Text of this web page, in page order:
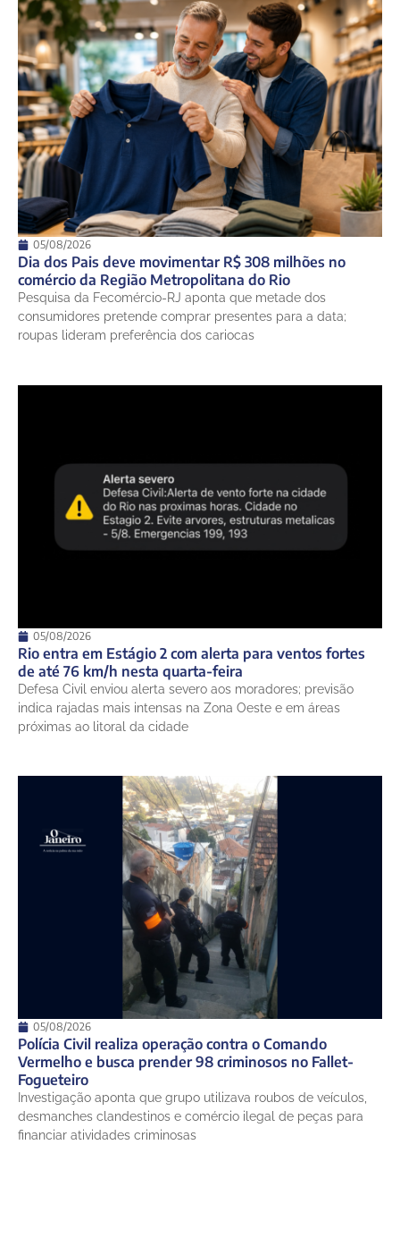
10 de agosto
Segunda-Feira 24° 22°
11 de agosto
Terça-Feira 21° 18°
05/08/2026
Dia dos Pais deve movimentar R$ 308 milhões no
comércio da Região Metropolitana do Rio
Pesquisa da Fecomércio-RJ aponta que metade dos
consumidores pretende comprar presentes para a data;
roupas lideram preferência dos cariocas
05/08/2026
Rio entra em Estágio 2 com alerta para ventos fortes
de até 76 km/h nesta quarta-feira
Defesa Civil enviou alerta severo aos moradores; previsão
indica rajadas mais intensas na Zona Oeste e em áreas
próximas ao litoral da cidade
05/08/2026
Polícia Civil realiza operação contra o Comando
Vermelho e busca prender 98 criminosos no Fallet-
Fogueteiro
Investigação aponta que grupo utilizava roubos de veículos,
desmanches clandestinos e comércio ilegal de peças para
financiar atividades criminosas